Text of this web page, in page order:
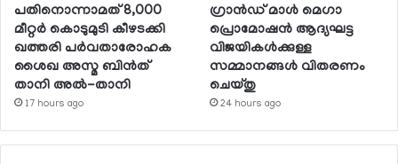
പതിനൊന്നാമത് 8,000
മീറ്റര്‍ കൊടുമുടി കീഴടക്കി
ഖത്തരി പര്‍വതാരോഹക
ശൈഖ അസ്മ ബിന്‍ത്
താനി അല്‍-താനി
17 hours ago
ഗ്രാന്‍ഡ് മാള്‍ മെഗാ
പ്രൊമോഷന്‍ ആദ്യഘട്ട
വിജയികള്‍ക്കുള്ള
സമ്മാനങ്ങള്‍ വിതരണം
ചെയ്തു
24 hours ago